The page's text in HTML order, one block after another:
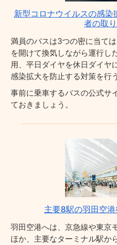
新型コロナウイルスの感染
者の取
満員のバスは3つの密に当て
を開けて換気しながら運行し
用、平日ダイヤを休日ダイヤ
感染拡大を防止する対策を行
事前に乗車するバスの公式サ
ておきましょう。
主要8駅の羽田空
羽田空港へは、京急線や東京
ほか、主要なターミナル駅か